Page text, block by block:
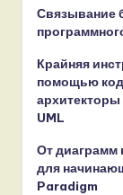
Связывание
Крайняя
помощью
архитекторы
UML
От диаграмм
для
Paradigm